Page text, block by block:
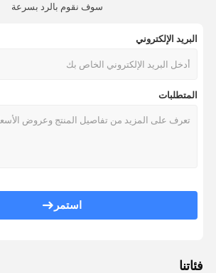
مقسم غرفة معلقة
سوف نقوم بالرد بسرعة
البريد الإلكتروني
المتطلبات
استمر
فئاتنا